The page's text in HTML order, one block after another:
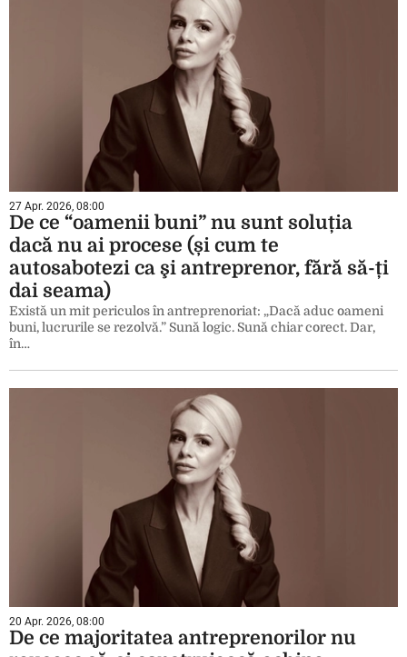
27 Apr. 2026, 08:00
De ce “oamenii buni” nu sunt soluția
dacă nu ai procese (și cum te
autosabotezi ca şi antreprenor, fără să-ți
dai seama)
Există un mit periculos în antreprenoriat: „Dacă aduc oameni
buni, lucrurile se rezolvă.” Sună logic. Sună chiar corect. Dar,
în…
20 Apr. 2026, 08:00
De ce majoritatea antreprenorilor nu